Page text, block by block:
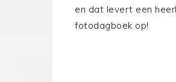
en dat levert een
fotodagboek op!